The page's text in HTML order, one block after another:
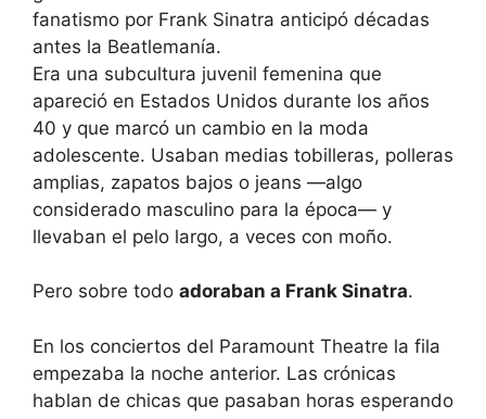
Era una subcultura juvenil femenina que
apareció en Estados Unidos durante los años
40 y que marcó un cambio en la moda
adolescente. Usaban medias tobilleras, polleras
amplias, zapatos bajos o jeans —algo
considerado masculino para la época— y
llevaban el pelo largo, a veces con moño.
Pero sobre todo adoraban a Frank Sinatra.
En los conciertos del Paramount Theatre la fila
empezaba la noche anterior. Las crónicas
hablan de chicas que pasaban horas esperando